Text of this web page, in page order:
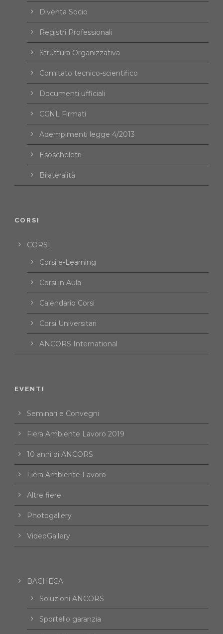
Diventa Socio
Registri Professionali
Struttura Organizzativa
Comitato tecnico-scientifico
Documenti ufficiali
CCNL Firmati
Adempimenti legge 4/2013
Esoscheletri
Bilateralità
CORSI
CORSI
Corsi e-Learning
Corsi in Aula
Calendario Corsi
Corsi Universitari
ANCORS International
EVENTI
Seminari e Convegni
Fiera Ambiente Lavoro 2019
10 anni di ANCORS
Fiera Ambiente Lavoro
Altre fiere
Photogallery
VideoGallery
BACHECA
Soluzioni ANCORS
Sportello garanzia